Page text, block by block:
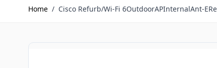
Home / Cisco Refurb/Wi-Fi 6OutdoorAPInternalAnt-